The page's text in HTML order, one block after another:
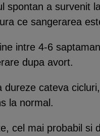
spontan a survenit
ce sangerarea
intre 4-6
dupa avort.
dureze cateva
la normal.
cel mai probabil